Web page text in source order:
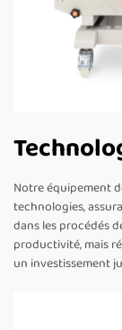
Notre équipement
technologies,
dans les procédés
productivité, mais
un investissement